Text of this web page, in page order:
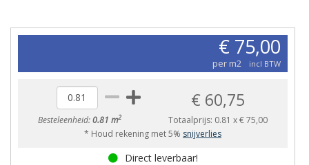
€ 75,00
per m2 incl BTW
Besteleenheid:0.81 m2
€ 60,75
Totaalprijs: 0.81 x€ 75,00
* Houd rekening met 5% snijverlies
Direct leverbaar!